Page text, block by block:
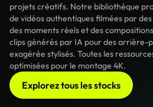
projets créatifs. Notre bibliothèque
de vidéos authentiques filmées par
des moments réels et des
clips générés par IA pour des arrière-
exagérée stylisés. Toutes les
optimisées pour le montage 4K.
Explorez tous les stocks